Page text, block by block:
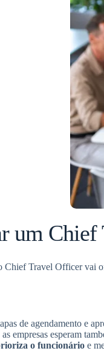
um
Chief Travel Officer vai
de agendamento e
empresas esperam
o funcionário e